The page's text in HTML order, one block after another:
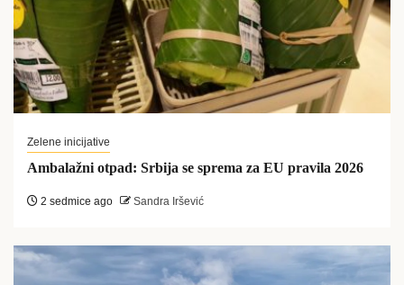
Zelene inicijative
Ambalažni otpad: Srbija se sprema za EU pravila 2026
2 sedmice ago Sandra Iršević